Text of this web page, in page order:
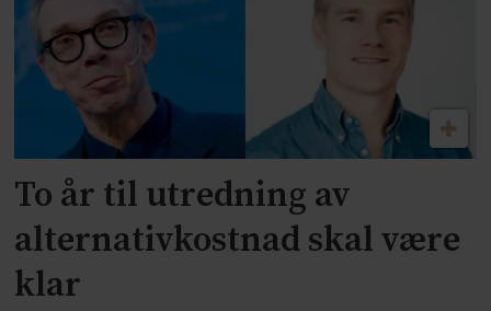
To år til utredning av
alternativkostnad skal være
klar